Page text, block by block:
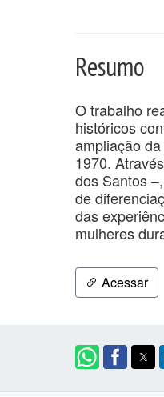
Resumo
O trabalho
históricos
ampliação
1970.
dos Santos
de
das
mulheres
Acessar